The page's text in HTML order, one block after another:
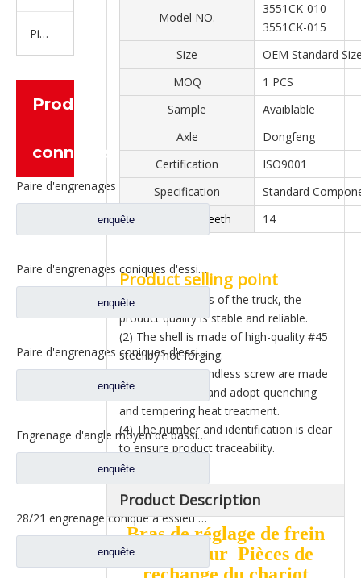
Pièces de moteur
Produits
connexes
Paire d'engrenages coniques à essieu moyen 27/18 pour pièces de rechange de camion Ankai & BENZ Foton Auman HFF2502040/41CK1BZ
enquête
Paire d'engrenages coniques d'essieu arrière 21/28 pour pièces de rechange de camion Ankai & BENZ Foton Auman HFF2402038/39CK1BZ
enquête
Paire d'engrenages coniques d'essieu arrière 18/27 pour pièces de rechange de camion Ankai & BENZ Foton Auman HFF2402040/41CK1BZ
enquête
Engrenage d'angle moyen de bassin de pont pour les pièces de rechange 42104456 de camion de SAIC Hongyan
enquête
28/21 engrenage conique à essieu moyen pour essieu Ankai essieu Benz Foton Auman pièces de rechange de camion HFF2502038/39CK1BZ
enquête
Model NO.
3551CK-010
3551CK-015
Size
OEM Standard
MOQ
1 PCS
Sample
Avaiblable
Axle
Dongfeng
Certification
ISO9001
Specification
Standard
Adjust arm teeth
14
Product selling point
(1) Matching parts of the truck, the
product quality is stable and reliable.
(2) The shell is made of high-quality #45
steel by hot forging.
(3) Turbine and endless screw are made
of 40Cr material and adopt quenching
and tempering heat treatment.
(4) The number and identification is clear
to ensure product traceability.
Product Description
Bras de réglage de frein
avant pour Pièces de